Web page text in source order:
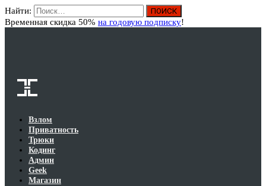
Найти:
Временная скидка 50% на годовую подписку!
Взлом
Приватность
Трюки
Кодинг
Админ
Geek
Магазин